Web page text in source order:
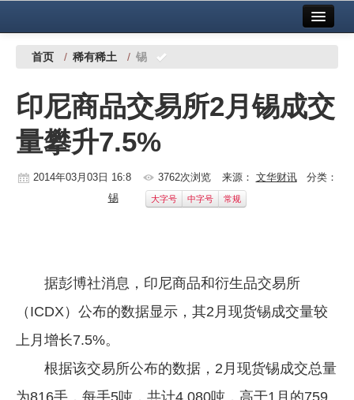
中国有色金属报社主办 广告服务
铜镍铅锌
铝
稀有稀土
地矿 建设
党建工作
企业文化
首页 / 稀有稀土 / 锡
印尼商品交易所2月锡成交
量攀升7.5%
2014年03月03日 16:8 3762次浏览 来源： 文华财讯分类：
锡
大字号 中字号 常规
据彭博社消息，印尼商品和衍生品交易所
（ICDX）公布的数据显示，其2月现货锡成交量较
上月增长7.5%。
根据该交易所公布的数据，2月现货锡成交总量
为816手，每手5吨，共计4,080吨，高于1月的759